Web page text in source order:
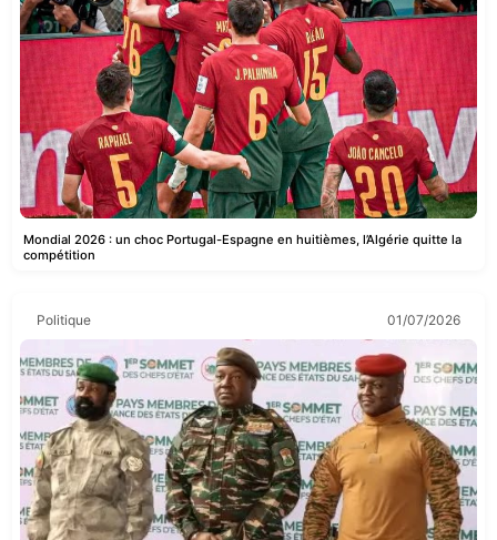
Mondial 2026 : un choc Portugal-Espagne en huitièmes, l’Algérie quitte la
compétition
Politique 01/07/2026